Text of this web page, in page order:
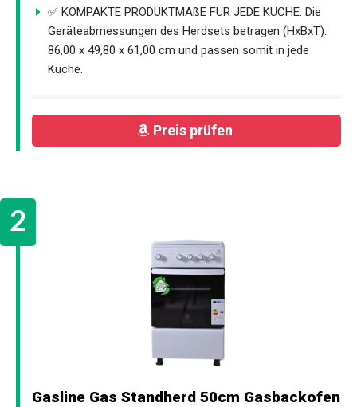
✅ KOMPAKTE PRODUKTMAßE FÜR JEDE KÜCHE: Die
Geräteabmessungen des Herdsets betragen (HxBxT):
86,00 x 49,80 x 61,00 cm und passen somit in jede
Küche.
Preis prüfen
Gasline Gas Standherd 50cm Gasbackofen